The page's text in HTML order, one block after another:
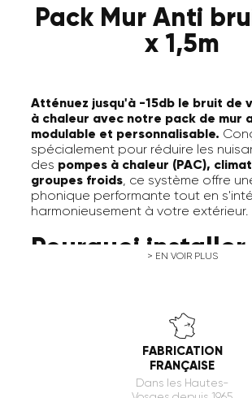
Pack Mur Anti
x 1,5m
Atténuez jusqu'à -15db le bruit de
à chaleur avec notre pack de mur
modulable et personnalisable.
spécialement pour réduire les
des pompes à chaleur (PAC),
groupes froids, ce système offre
phonique performante tout en
harmonieusement à votre extérieur.
Pourquoi installer
pompe à chaleur ?
Les pompes à chaleur, bien que
peuvent générer des nuisances
pouvant perturber votre confort et
voisinage. Grâce à notrepack de
> EN VOIR PLUS
FABRICATION
FRANÇAISE
Dans les Hautes-